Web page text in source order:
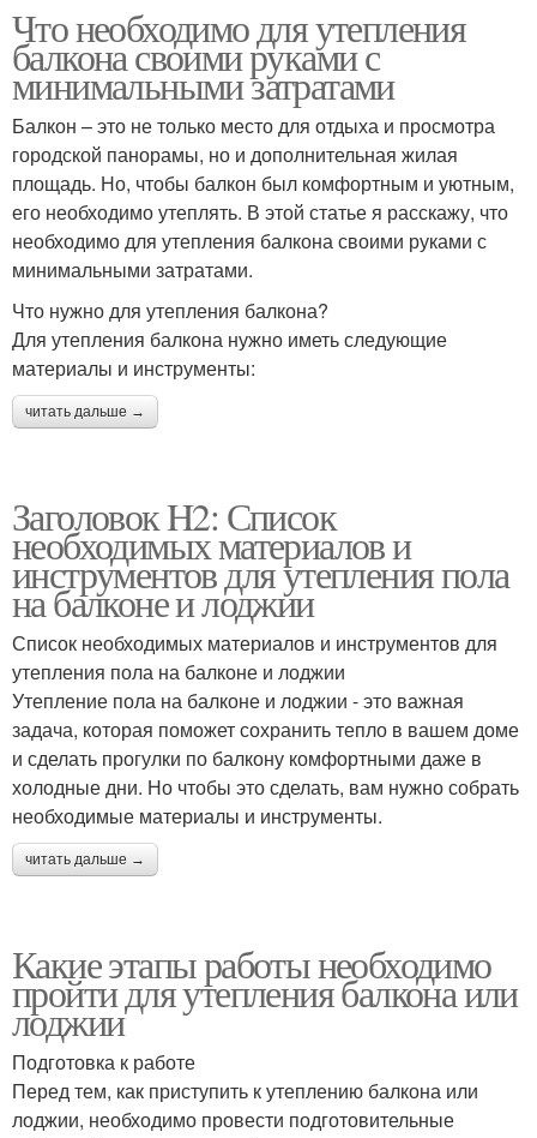
Что необходимо для утепления
балкона своими руками с
минимальными затратами
Балкон – это не только место для отдыха и просмотра
городской панорамы, но и дополнительная жилая
площадь. Но, чтобы балкон был комфортным и уютным,
его необходимо утеплять. В этой статье я расскажу, что
необходимо для утепления балкона своими руками с
минимальными затратами.
Что нужно для утепления балкона?
Для утепления балкона нужно иметь следующие
материалы и инструменты:
читать дальше →
Заголовок H2: Список
необходимых материалов и
инструментов для утепления пола
на балконе и лоджии
Список необходимых материалов и инструментов для
утепления пола на балконе и лоджии
Утепление пола на балконе и лоджии - это важная
задача, которая поможет сохранить тепло в вашем доме
и сделать прогулки по балкону комфортными даже в
холодные дни. Но чтобы это сделать, вам нужно собрать
необходимые материалы и инструменты.
читать дальше →
Какие этапы работы необходимо
пройти для утепления балкона или
лоджии
Подготовка к работе
Перед тем, как приступить к утеплению балкона или
лоджии, необходимо провести подготовительные